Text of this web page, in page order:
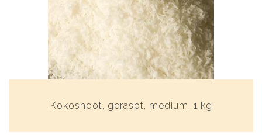
Kokosnoot, geraspt, medium, 1 kg